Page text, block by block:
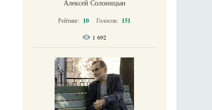
Алексей Солоницын
Рейтинг: 10 Голосов: 151
1 692